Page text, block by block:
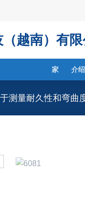
越南）有限
家 介绍
测量耐久性和弯曲